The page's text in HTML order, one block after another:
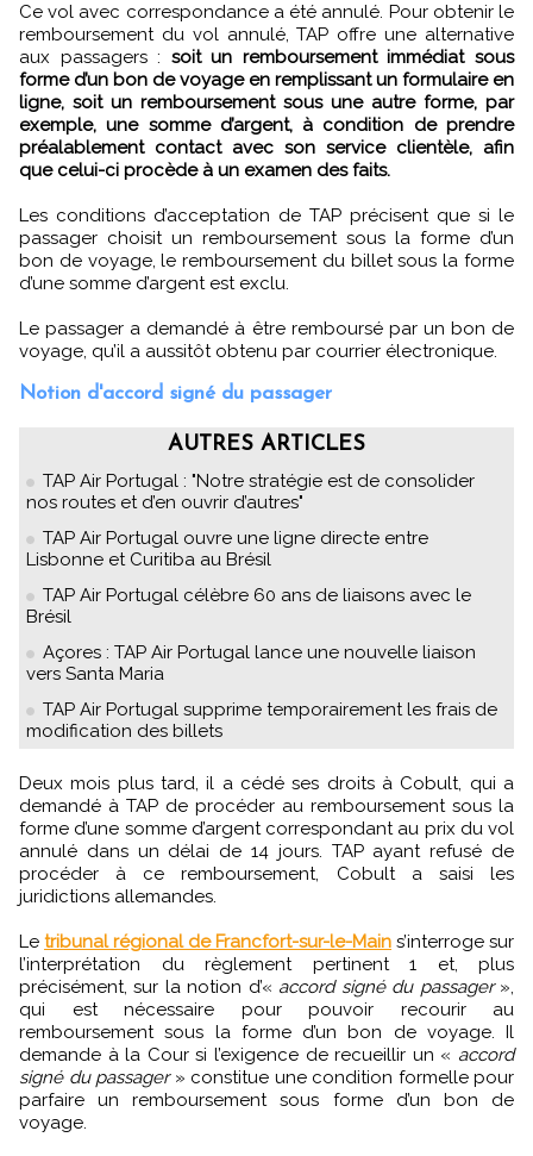
Ce vol avec correspondance a été annulé. Pour obtenir le
remboursement du vol annulé, TAP offre une alternative
aux passagers : soit un remboursement immédiat sous
forme d’un bon de voyage en remplissant un formulaire en
ligne, soit un remboursement sous une autre forme, par
exemple, une somme d’argent, à condition de prendre
préalablement contact avec son service clientèle, afin
que celui-ci procède à un examen des faits.
Les conditions d’acceptation de TAP précisent que si le
passager choisit un remboursement sous la forme d’un
bon de voyage, le remboursement du billet sous la forme
d’une somme d’argent est exclu.
Le passager a demandé à être remboursé par un bon de
voyage, qu’il a aussitôt obtenu par courrier électronique.
Notion d'accord signé du passager
AUTRES ARTICLES
TAP Air Portugal : "Notre stratégie est de consolider
nos routes et d’en ouvrir d’autres"
TAP Air Portugal ouvre une ligne directe entre
Lisbonne et Curitiba au Brésil
TAP Air Portugal célèbre 60 ans de liaisons avec le
Brésil
Açores : TAP Air Portugal lance une nouvelle liaison
vers Santa Maria
TAP Air Portugal supprime temporairement les frais de
modification des billets
Deux mois plus tard, il a cédé ses droits à Cobult, qui a
demandé à TAP de procéder au remboursement sous la
forme d’une somme d’argent correspondant au prix du vol
annulé dans un délai de 14 jours. TAP ayant refusé de
procéder à ce remboursement, Cobult a saisi les
juridictions allemandes.
Le tribunal régional de Francfort-sur-le-Main s’interroge sur
l’interprétation du règlement pertinent 1 et, plus
précisément, sur la notion d’« accord signé du passager»,
qui est nécessaire pour pouvoir recourir au
remboursement sous la forme d’un bon de voyage. Il
demande à la Cour si l’exigence de recueillir un « accord
signé du passager» constitue une condition formelle pour
parfaire un remboursement sous forme d’un bon de
voyage.